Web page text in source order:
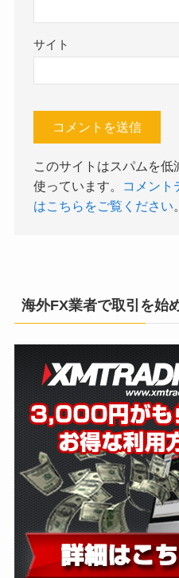
サイト
このサイトはスパムを
使っています。
コメント
はこちらをご覧ください。
海外FX業者で取引を始